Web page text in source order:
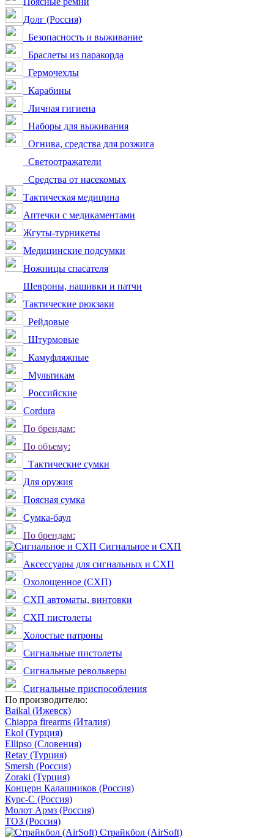
Долг (Россия)
Безопасность и выживание
Браслеты из паракорда
Гермочехлы
Карабины
Личная гигиена
Наборы для выживания
Огнива, средства для розжига
Светоотражатели
Средства от насекомых
Тактическая медицина
Аптечки с медикаментами
Жгуты-турникеты
Медицинские подсумки
Ножницы спасателя
Шевроны, нашивки и патчи
Тактические рюкзаки
Рейдовые
Штурмовые
Камуфляжные
Мультикам
Российские
Сordura
По брендам:
По объему:
Тактические сумки
Для оружия
Поясная сумка
Сумка-баул
По брендам:
Сигнальное и СХП
Аксессуары для сигнальных и СХП
Охолощенное (СХП)
СХП автоматы, винтовки
СХП пистолеты
Холостые патроны
Сигнальные пистолеты
Сигнальные револьверы
Сигнальные приспособления
По производителю:
Baikal (Ижевск)
Chiappa firearms (Италия)
Ekol (Турция)
Ellipso (Словения)
Retay (Турция)
Smersh (Россия)
Zoraki (Турция)
Концерн Калашников (Россия)
Курс-С (Россия)
Молот Армз (Россия)
ТОЗ (Россия)
Страйкбол (AirSoft)